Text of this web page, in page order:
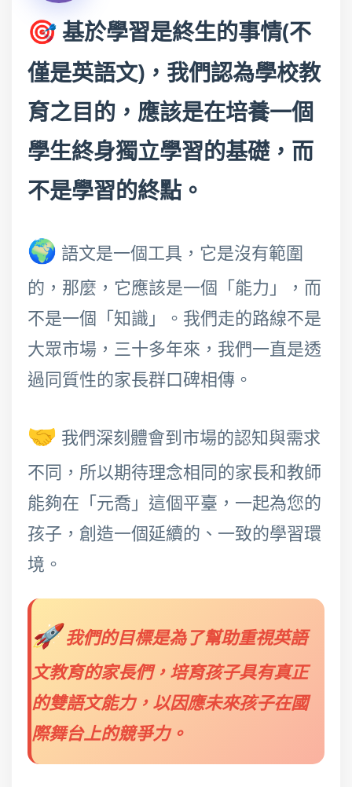
🎯基於學習是終生的事情(不
僅是英語文)，我們認為學校教
育之目的，應該是在培養一個
學生終身獨立學習的基礎，而
不是學習的終點。
🌍 語文是一個工具，它是沒有範圍
的，那麼，它應該是一個「能力」，而
不是一個「知識」。我們走的路線不是
大眾市場，三十多年來，我們一直是透
過同質性的家長群口碑相傳。
🤝 我們深刻體會到市場的認知與需求
不同，所以期待理念相同的家長和教師
能夠在「元喬」這個平臺，一起為您的
孩子，創造一個延續的、一致的學習環
境。
🚀我們的目標是為了幫助重視英語
文教育的家長們，培育孩子具有真正
的雙語文能力，以因應未來孩子在國
際舞台上的競爭力。